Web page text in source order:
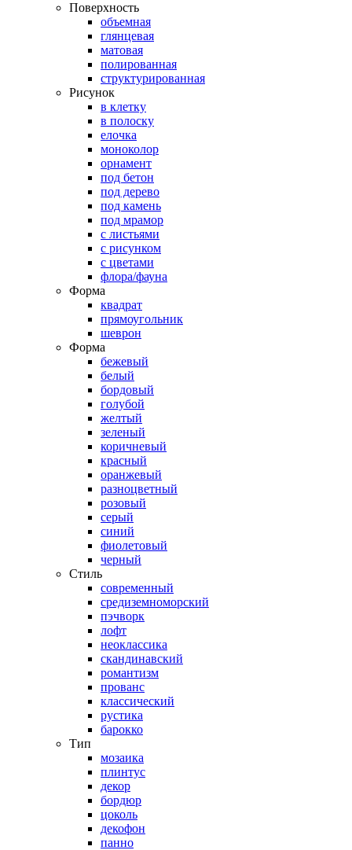
Поверхность
объемная
глянцевая
матовая
полированная
структурированная
Рисунок
в клетку
в полоску
елочка
моноколор
орнамент
под бетон
под дерево
под камень
под мрамор
с листьями
с рисунком
с цветами
флора/фауна
Форма
квадрат
прямоугольник
шеврон
Форма
бежевый
белый
бордовый
голубой
желтый
зеленый
коричневый
красный
оранжевый
разноцветный
розовый
серый
синий
фиолетовый
черный
Стиль
современный
средиземноморский
пэчворк
лофт
неоклассика
скандинавский
романтизм
прованс
классический
рустика
барокко
Тип
мозаика
плинтус
декор
бордюр
цоколь
декофон
панно